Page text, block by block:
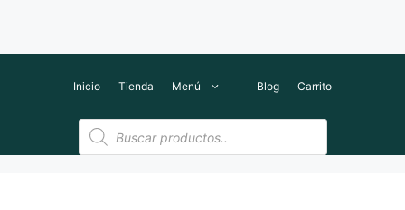
Inicio Tienda Menú Blog Carrito
Búsqueda
de
productos